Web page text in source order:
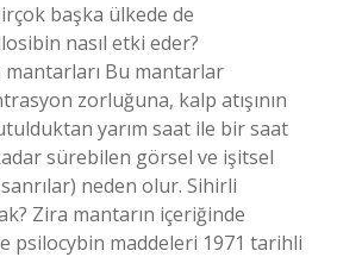
başka ülkede de
nasıl etki eder?
Bu mantarlar
zorluğuna, kalp atışının
yarım saat ile bir saat
sürebilen görsel ve işitsel
neden olur. Sihirli
Zira mantarın içeriğinde
psilocybin maddeleri 1971 tarihli